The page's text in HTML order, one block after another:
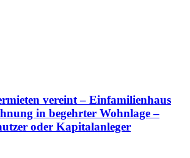
vereint – Einfamilienhaus
in begehrter Wohnlage –
oder Kapitalanleger